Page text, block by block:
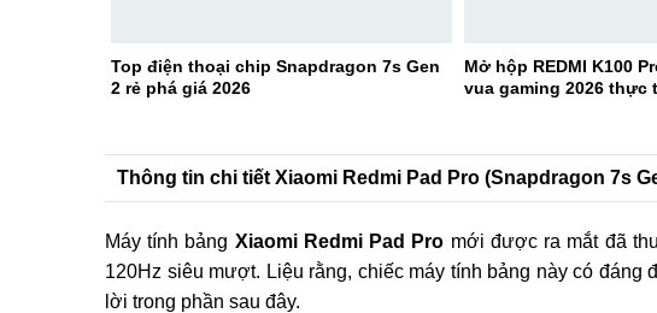
Top điện thoại chip Snapdragon 7s Gen
2 rẻ phá giá 2026
Mở hộp REDMI K100
vua gaming 2026 thực
Thông tin chi tiết Xiaomi Redmi Pad Pro (Snapdragon 7s
Máy tính bảng Xiaomi Redmi Pad Pro mới được ra mắt đã
120Hz siêu mượt. Liệu rằng, chiếc máy tính bảng này có
lời trong phần sau đây.